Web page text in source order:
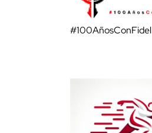
#100AñosConFidel